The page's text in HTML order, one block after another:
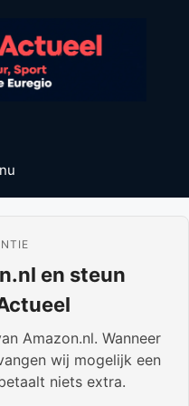
en steun
Amazon.nl. Wanneer
wij mogelijk een
niets extra.